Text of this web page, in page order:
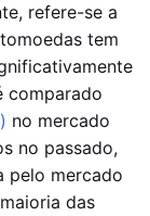
refere-se a
tem
comparado
no mercado
no passado,
pelo mercado
das